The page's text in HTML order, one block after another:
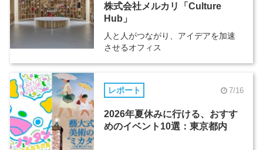
株式会社メルカリ「Culture
Hub」
人と人がつながり、アイデアを加速
させるオフィス
レポート 7/16
2026年夏休みに行ける、おすす
めのイベント10選：東京都内